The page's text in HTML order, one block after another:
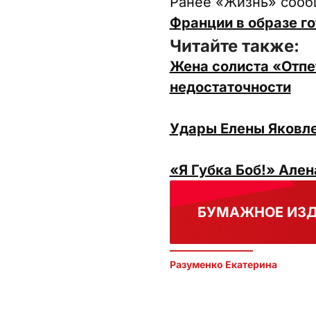
Франции в образе
Читайте также:
Жена солиста
недостаточности
Удары Елены
«Я Губка Боб!»
БУМАЖНОЕ
Разуменко Екатерина